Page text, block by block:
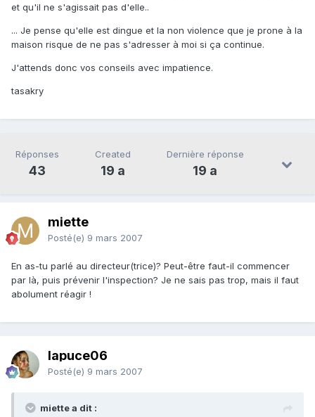
et qu'il ne s'agissait pas d'elle..
... Je pense qu'elle est dingue et la non violence que je prone à la
maison risque de ne pas s'adresser à moi si ça continue.
J'attends donc vos conseils avec impatience.
tasakry
Réponses
43
Created
19 a
Dernière réponse
19 a
miette
Posté(e) 9 mars 2007
En as-tu parlé au directeur(trice)? Peut-être faut-il commencer
par là, puis prévenir l'inspection? Je ne sais pas trop, mais il faut
abolument réagir !
lapuce06
Posté(e) 9 mars 2007
miette a dit :